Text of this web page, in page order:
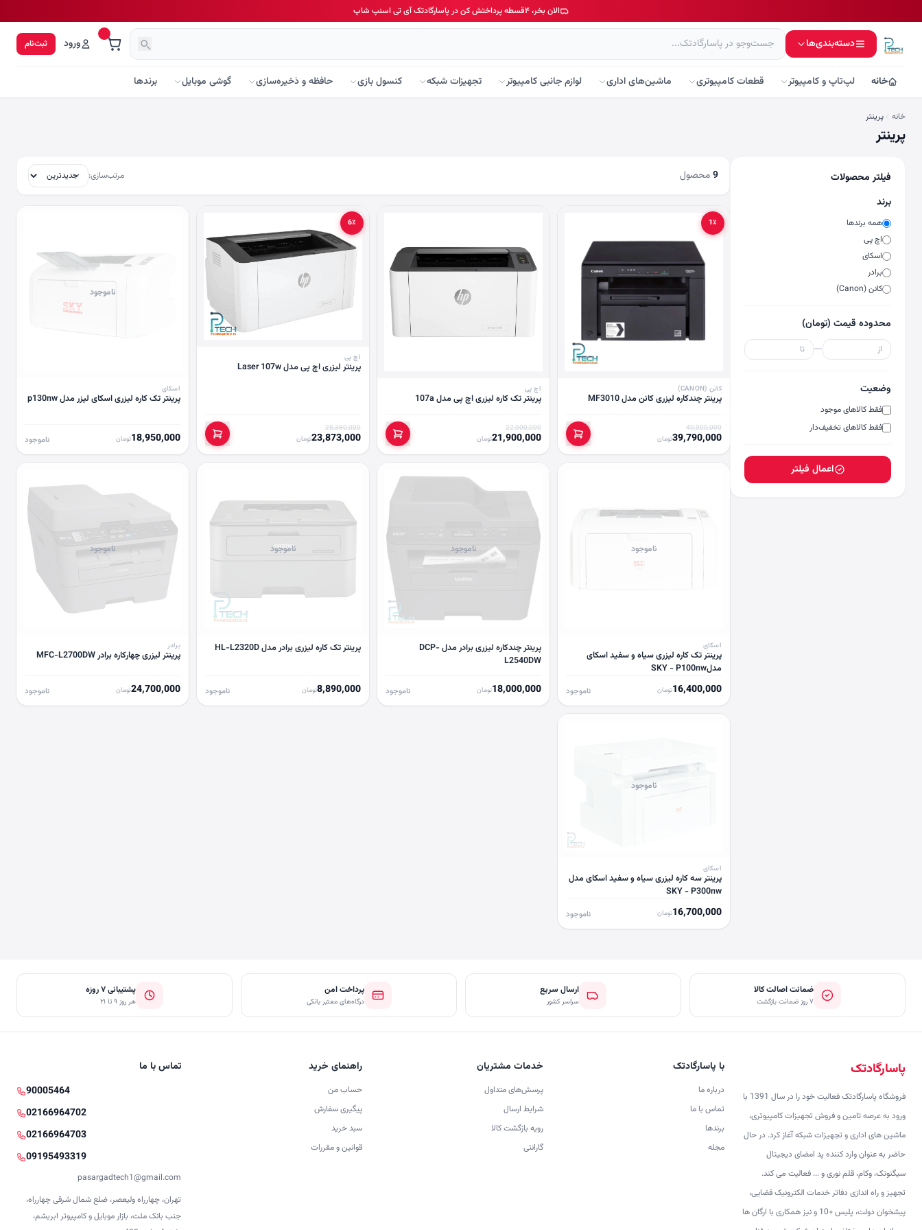
الان بخر، ۴قسطه پرداختش کن در پاسارگادتک آی تی اسنپ شاپ
دسته‌بندی‌ها ورود ثبت‌نام
خانه لپ‌تاپ و کامپیوتر قطعات کامپیوتری ماشین‌های اداری لوازم جانبی کامپیوتر تجهیزات شبکه کنسول بازی حافظه و ذخیره‌سازی گوشی موبایل برندها
خانه پرينتر
پرينتر
فیلتر محصولات
برند
همه برندها
اچ پی
اسکای
برادر
کانن (Canon)
محدوده قیمت (تومان)
—
وضعیت
فقط کالاهای موجود
فقط کالاهای تخفیف‌دار
اعمال فیلتر
9محصول مرتب‌سازی:
1٪
کانن (CANON)
پرینتر چندکاره لیزری کانن مدل MF3010
40,000,000
39,790,000تومان
اچ پی
پرینتر تک کاره لیزری اچ پی مدل 107a
22,000,000
21,900,000تومان
6٪
اچ پی
پرینتر لیزری اچ پی مدل Laser 107w
25,380,000
23,873,000تومان
ناموجود
اسکای
پرینتر تک کاره لیزری اسکای لیزر مدل p130nw
18,950,000تومان ناموجود
ناموجود
اسکای
پرینتر تک کاره لیزری سیاه و سفید اسکای
مدلSKY - P100nw
16,400,000تومان ناموجود
ناموجود
پرینتر چندکاره لیزری برادر مدل DCP-
L2540DW
18,000,000تومان ناموجود
ناموجود
پرینتر تک کاره لیزری برادر مدل HL-L2320D
8,890,000تومان ناموجود
ناموجود
برادر
پرينتر ليزری چهارکاره برادر MFC-L2700DW
24,700,000تومان ناموجود
ناموجود
اسکای
پرینتر سه کاره لیزری سیاه و سفید اسکای مدل
SKY - P300nw
16,700,000تومان ناموجود
ضمانت اصالت کالا
۷ روز ضمانت بازگشت
ارسال سریع
سراسر کشور
پرداخت امن
درگاه‌های معتبر بانکی
پشتیبانی ۷ روزه
هر روز ۹ تا ۲۱
پاسارگادتک
فروشگاه پاسارگادتک فعالیت خود را در سال 1391 با
ورود به عرصه تامین و فروش تجهیزات کامپیوتری،
ماشین های اداری و تجهیزات شبکه آغاز کرد. در حال
حاضر به عنوان وارد کننده پد امضای دیجیتال
سیگنوتک، وکام، قلم نوری و ... فعالیت می کند.
تجهیز و راه اندازی دفاتر خدمات الکترونیک قضایی،
پیشخوان دولت، پلیس +10 و نیز همکاری با ارگان ها
با پاسارگادتک
درباره ما
تماس با ما
برندها
مجله
خدمات مشتریان
پرسش‌های متداول
شرایط ارسال
رویه بازگشت کالا
گارانتی
راهنمای خرید
حساب من
پیگیری سفارش
سبد خرید
قوانین و مقررات
تماس با ما
90005464
02166964702
02166964703
09195493319
pasargadtech1@gmail.com
تهران، چهارراه ولیعصر، ضلع شمال شرقی چهارراه،
جنب بانک ملت، بازار موبایل و کامپیوتر ابریشم،